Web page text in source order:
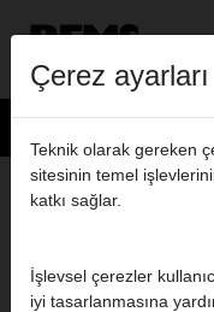
Ürünler>
Kontrol Etmek, Temizlemek,
REMS
Çerez ayarları
Teknik olarak gereken
sitesinin temel
katkı sağlar.
İşlevsel çerezler
iyi tasarlanmasına